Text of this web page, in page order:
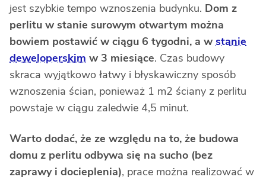
jest szybkie tempo wznoszenia budynku. Dom z
perlitu w stanie surowym otwartym można
bowiem postawić w ciągu 6 tygodni, a w stanie
deweloperskim w 3 miesiące. Czas budowy
skraca wyjątkowo łatwy i błyskawiczny sposób
wznoszenia ścian, ponieważ 1 m2 ściany z perlitu
powstaje w ciągu zaledwie 4,5 minut.
Warto dodać, że ze względu na to, że budowa
domu z perlitu odbywa się na sucho (bez
zaprawy i docieplenia), prace można realizować w